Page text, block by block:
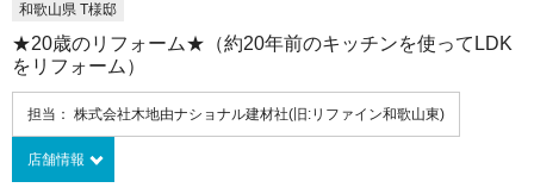
和歌山県 T様邸
★20歳のリフォーム★（約20年前のキッチンを使ってLDK
をリフォーム）
担当： 株式会社木地由ナショナル建材社(旧:リファイン和歌山東)
店舗情報